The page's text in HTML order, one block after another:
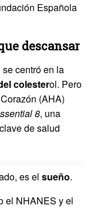
Española
descansar
centró en la
colesterol. Pero
(AHA)
8, una
de salud
es el sueño.
el NHANES y el